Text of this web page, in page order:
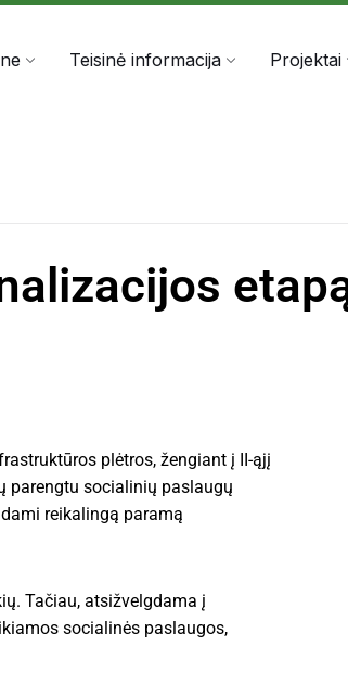
Teisinė informacija Projektai
plėtros, žengiant į II-ąjį
parengtu socialinių paslaugų
reikalingą paramą
Tačiau, atsižvelgdama į
socialinės paslaugos,